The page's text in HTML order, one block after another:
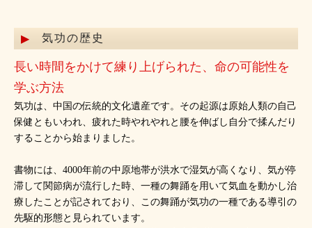
気功の歴史
長い時間をかけて練り上げられた、命の可能性を
学ぶ方法
気功は、中国の伝統的文化遺産です。その起源は原始人類の自己
保健ともいわれ、疲れた時やれやれと腰を伸ばし自分で揉んだり
することから始まりました。
書物には、4000年前の中原地帯が洪水で湿気が高くなり、気が停
滞して関節病が流行した時、一種の舞踊を用いて気血を動かし治
療したことが記されており、この舞踊が気功の一種である導引の
先駆的形態と見られています。